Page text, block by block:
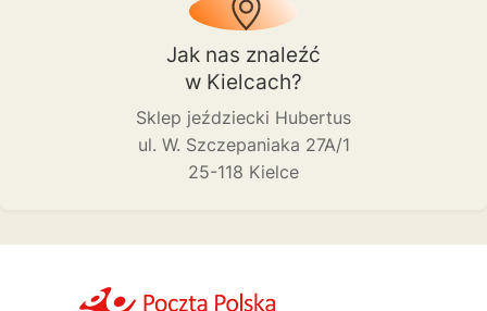
Jak nas znaleźć
w Kielcach?
Sklep jeździecki Hubertus
ul. W. Szczepaniaka 27A/1
25-118 Kielce